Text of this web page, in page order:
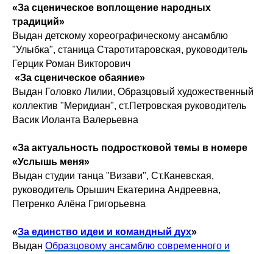
«За сценическое воплощение народных
традиций»
Выдан детскому хореографическому ансамблю
"Улыбка", станица Старотитаровская, руководитель
Герцик Роман Викторович
«За сценическое обаяние»
Выдан Головко Лилии, Образцовый художественный
коллектив "Меридиан", ст.Петровская руководитель
Васик Иоланта Валерьевна
«За актуальность подростковой темы в номере
«Услышь меня»
Выдан студии танца "Визави", Ст.Каневская,
руководитель Орышич Екатерина Андреевна,
Петренко Алёна Григорьевна
«За единство идеи и командный дух»
Выдан Образцовому ансамблю современного и